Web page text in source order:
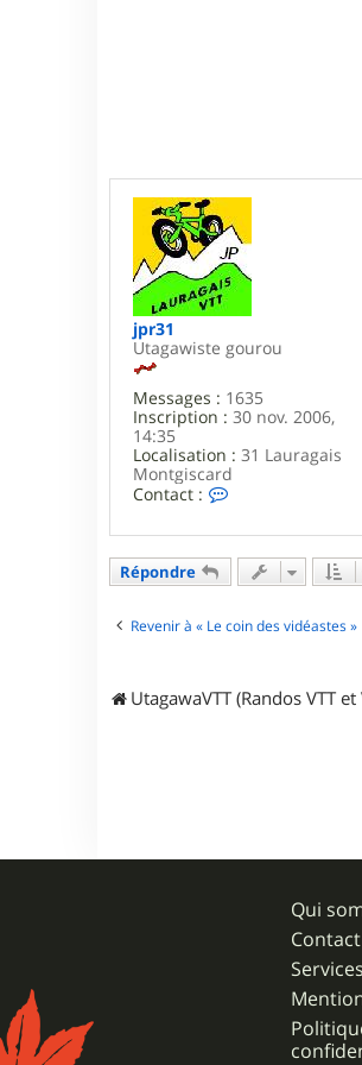
jpr31
Utagawiste gourou
Messages : 1635
Inscription : 30 nov. 2006,
14:35
Localisation : 31 Lauragais
Montgiscard
Contact :
c
e
r
Répondre
Revenir à « Le coin des vidéastes »
UtagawaVTT (Randos VTT et
Qui